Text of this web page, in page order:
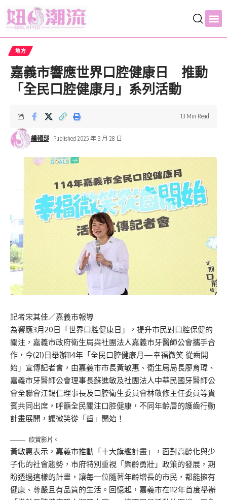
地方
嘉義市響應世界口腔健康日 推動
「全民口腔健康月」系列活動
編輯部 Published 2025 年 3 月 28 日
13 Min Read
記者宋其佳／嘉義市報導
為響應3月20日「世界口腔健康日」，提升市民對口腔保健的
關注，嘉義市政府衛生局與社團法人嘉義市牙醫師公會攜手合
作，今(21)日舉辦114年「全民口腔健康月—幸福微笑 從齒開
始」宣傳記者會，由嘉義市市長黃敏惠、衛生局局長廖育瑋、
嘉義市牙醫師公會理事長蘇進敏及社團法人中華民國牙醫師公
會全聯會江錫仁理事長及口腔衛生委員會林敬修主任委員等貴
賓共同出席，呼籲全民關注口腔健康，不同年齡層的護齒行動
計畫展開，讓微笑從「齒」開始！
欣賞影片。
黃敏惠表示，嘉義市推動「十大旗艦計畫」，面對高齡化與少
子化的社會趨勢，市府特別重視「樂齡勇壯」政策的發展，期
盼透過這樣的計畫，讓每一位隨著年齡增長的市民，都能擁有
健康、尊嚴且有品質的生活。回憶起，嘉義市在112年首度舉辦